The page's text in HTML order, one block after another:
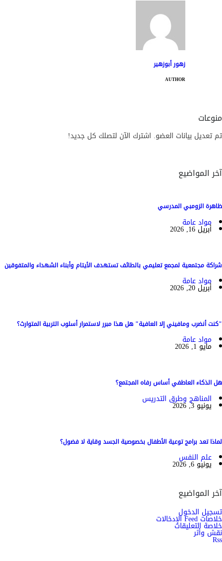
زهور أبوزهير
AUTHOR
منوعات
تم تعديل بيانات العضو. اشترك الآن لتصلك كل جديد!
آخر المواضيع
ظاهرة الزومبي المدرسي
مواد عامة
أبريل 16, 2026
شراكة مجتمعية لمجمع تعليمي بالطائف تستهدف الأيتام وأبناء الشهداء والمتفوقين
مواد عامة
أبريل 20, 2026
"كنت أنضرب ومافيني إلا العافية" هل هذا مبرر لاستمرار أسلوب التربية المتوارث؟
مواد عامة
مايو 1, 2026
هل الذكاء العاطفي أساس رفاه المجتمع؟
المناهج وطرق التدريس
يونيو 3, 2026
لماذا تعد برامج توعية الأطفال بخصوصية الجسد وقاية لا فضول؟
علم النفس
يونيو 6, 2026
آخر المواضيع
تسجيل الدخول
خلاصات Feed الإدخالات
خلاصة التعليقات
نقش وأثر
Rss